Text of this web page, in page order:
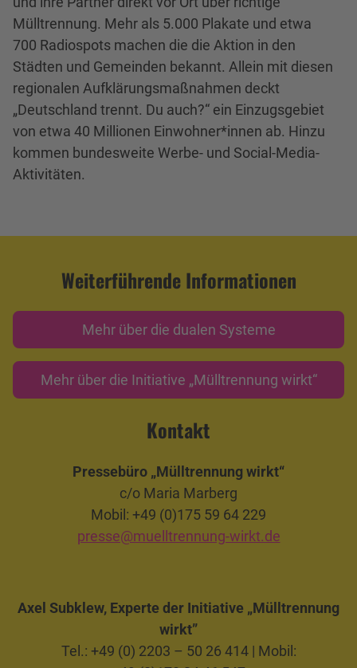
Mülltrennung. Mehr als 5.000 Plakate und etwa
700 Radiospots machen die die Aktion in den
Städten und Gemeinden bekannt. Allein mit diesen
regionalen Aufklärungsmaßnahmen deckt
„Deutschland trennt. Du auch?“ ein Einzugsgebiet
von etwa 40 Millionen Einwohner*innen ab. Hinzu
kommen bundesweite Werbe- und Social-Media-
Aktivitäten.
Weiterführende Informationen
Mehr über die dualen Systeme
Mehr über die Initiative „Mülltrennung wirkt“
Kontakt
Pressebüro „Mülltrennung wirkt“
c/o Maria Marberg
Mobil: +49 (0)175 59 64 229
presse@muelltrennung-wirkt.de
Axel Subklew, Experte der Initiative „Mülltrennung
wirkt”
Tel.: +49 (0) 2203 – 50 26 414 | Mobil: